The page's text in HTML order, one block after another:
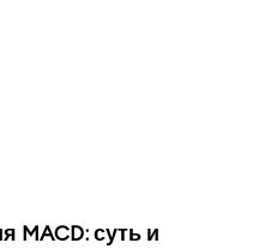
MACD: суть и